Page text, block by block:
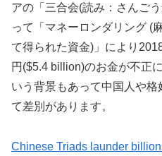
アの「三合会(読み：さんご
って「マネーロンダリング (
て得られた資金)」により
円($5.4 billion)のお金が不正
いう背景もあって中国人や
て差別があります。
Chinese Triads launder